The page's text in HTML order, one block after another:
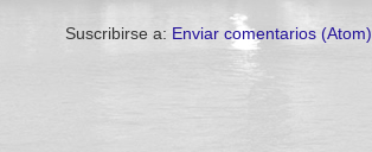
Suscribirse a: Enviar comentarios (Atom)